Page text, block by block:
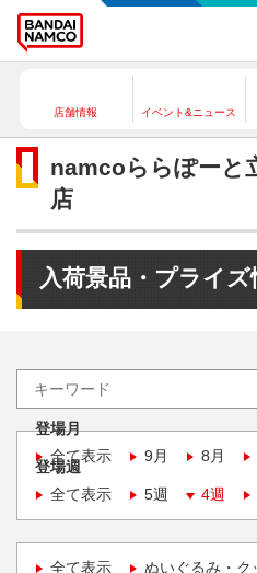
店舗情報 イベント&ニュース
namcoららぽーと
店
入荷景品・プライズ
登場月
全て表示
9月 8月
登場週
全て表示
5週 4週
全て表示 ぬいぐるみ・ク